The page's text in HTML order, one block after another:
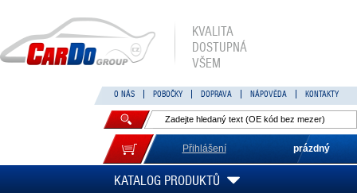
KVALITA
DOSTUPNÁ
VŠEM
O NÁS POBOČKY DOPRAVA NÁPOVĚDA KONTAKTY
Přihlášení prázdný
KATALOG PRODUKTŮ